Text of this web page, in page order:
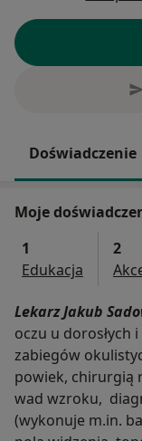
Doświadczenie
Moje
1
Edukacja
2
Lekarz Jakub
oczu u dorosłych
zabiegów
powiek, chirurgią
wad wzroku,
(wykonuje m.in.